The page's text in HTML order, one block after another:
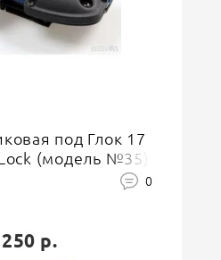
под Глок 17
(модель №35)
0
р.